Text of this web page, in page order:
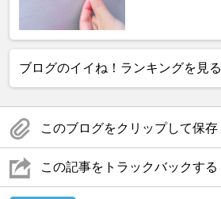
ブログのイイね！ランキングを見る
このブログをクリップして保存
この記事をトラックバックする